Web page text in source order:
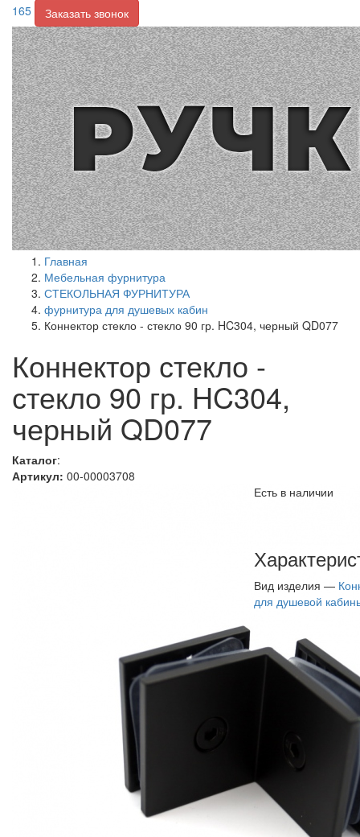
165
Заказать звонок
Главная
Мебельная фурнитура
СТЕКОЛЬНАЯ ФУРНИТУРА
фурнитура для душевых кабин
Коннектор стекло - стекло 90 гр. HC304, черный QD077
Коннектор стекло -
стекло 90 гр. HC304,
черный QD077
Каталог:
Артикул: 00-00003708
Есть в наличии
Вид изделия —
для душевой